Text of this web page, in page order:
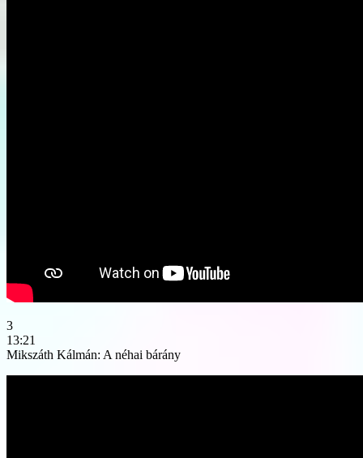
3
13:21
Mikszáth Kálmán: A néhai bárány